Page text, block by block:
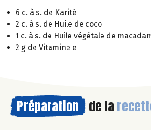
6 c. à s. de Karité
2 c. à s. de Huile de coco
1 c. à s. de Huile végétale de
2 g de Vitamine e
Préparation de la